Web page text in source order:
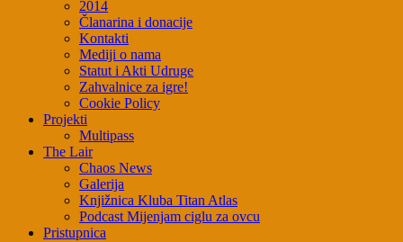
2014
Članarina i donacije
Kontakti
Mediji o nama
Statut i Akti Udruge
Zahvalnice za igre!
Cookie Policy
Projekti
Multipass
The Lair
Chaos News
Galerija
Knjižnica Kluba Titan Atlas
Podcast Mijenjam ciglu za ovcu
Pristupnica